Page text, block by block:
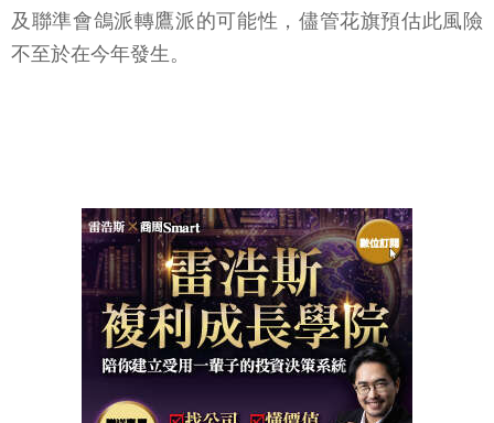
及聯準會鴿派轉鷹派的可能性，儘管花旗預估此風險
不至於在今年發生。